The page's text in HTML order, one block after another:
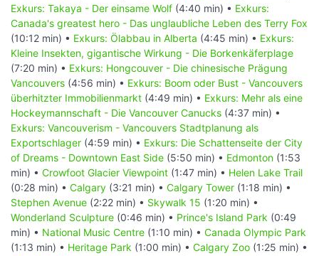
Exkurs: Takaya - Der einsame Wolf (4:40 min) • Exkurs:
Canada's greatest hero - Das unglaubliche Leben des Terry Fox
(10:12 min) • Exkurs: Ölabbau in Alberta (4:45 min) • Exkurs:
Kleine Insekten, gigantische Wirkung - Die Borkenkäferplage
(7:20 min) • Exkurs: Hongcouver - Die chinesische Prägung
Vancouvers (4:56 min) • Exkurs: Boom oder Bust - Vancouvers
überhitzter Immobilienmarkt (4:49 min) • Exkurs: Mehr als eine
Hockeymannschaft - Die Vancouver Canucks (4:37 min) •
Exkurs: Vancouverism - Vancouvers Stadtplanung als
Exportschlager (4:59 min) • Exkurs: Die Schattenseite der City
of Dreams - Downtown East Side (5:50 min) • Edmonton (1:53
min) • Crowfoot Glacier Viewpoint (1:47 min) • Helen Lake Trail
(0:28 min) • Calgary (3:21 min) • Calgary Tower (1:18 min) •
Stephen Avenue (2:22 min) • Skywalk 15 (1:20 min) •
Wonderland Sculpture (0:46 min) • Prince's Island Park (0:49
min) • National Music Centre (1:10 min) • Canada Olympic Park
(1:13 min) • Heritage Park (1:00 min) • Calgary Zoo (1:25 min) •